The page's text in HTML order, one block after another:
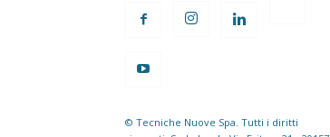
© Tecniche Nuove Spa. Tutti i diritti